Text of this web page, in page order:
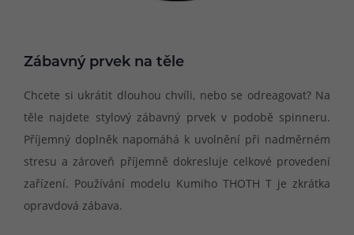
Zábavný prvek na těle
Chcete si ukrátit dlouhou chvíli, nebo se odreagovat? Na
těle najdete stylový zábavný prvek v podobě spinneru.
Příjemný doplněk napomáhá k uvolnění při nadměrném
stresu a zároveň příjemně dokresluje celkové provedení
zařízení. Používání modelu Kumiho THOTH T je zkrátka
opravdová zábava.